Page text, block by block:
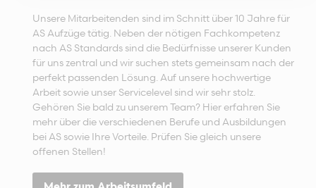
Unsere Mitarbeitenden sind im Schnitt über 10 Jahre für
AS Aufzüge tätig. Neben der nötigen Fachkompetenz
nach AS Standards sind die Bedürfnisse unserer Kunden
für uns zentral und wir suchen stets gemeinsam nach der
perfekt passenden Lösung. Auf unsere hochwertige
Arbeit sowie unser Servicelevel sind wir sehr stolz.
Gehören Sie bald zu unserem Team? Hier erfahren Sie
mehr über die verschiedenen Berufe und Ausbildungen
bei AS sowie Ihre Vorteile. Prüfen Sie gleich unsere
offenen Stellen!